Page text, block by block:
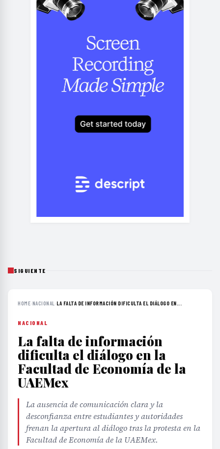
SIGUIENTE
HOME›NACIONAL ›LA FALTA DE INFORMACIÓN DIFICULTA EL DIÁLOGO EN...
NACIONAL
La falta de información
dificulta el diálogo en la
Facultad de Economía de la
UAEMex
La ausencia de comunicación clara y la
desconfianza entre estudiantes y autoridades
frenan la apertura al diálogo tras la protesta en la
Facultad de Economía de la UAEMex.